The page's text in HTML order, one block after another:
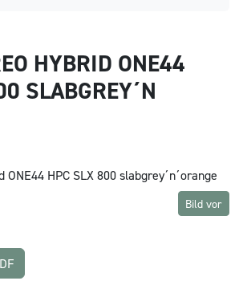
HYBRID ONE44
SLABGREY´N
Bild vor